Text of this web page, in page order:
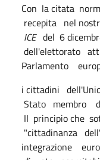
Con la citata
recepita nel
ICE del 6
dell'elettorato
Parlamento
i cittadini
Stato membro
II principio che
"cittadinanza
integrazione